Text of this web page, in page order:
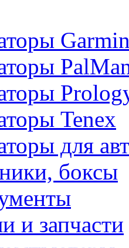
Tenex
для
боксы
и запчасти